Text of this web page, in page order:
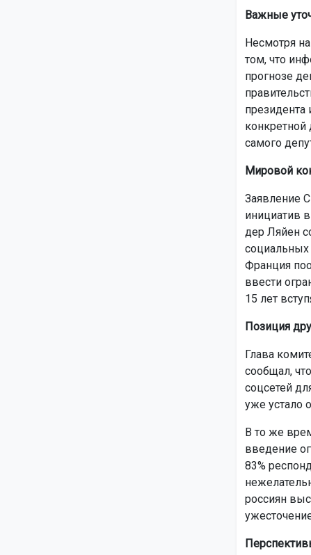
Важные
Несмотря
том, что
прогнозе
президента
конкретной
самого
Мировой
Заявление
инициатив
дер Ляйен
социальных
Франция
ввести
15 лет
Позиция
Глава
сообщал,
соцсетей
уже устало
В то же
введение
83%
россиян